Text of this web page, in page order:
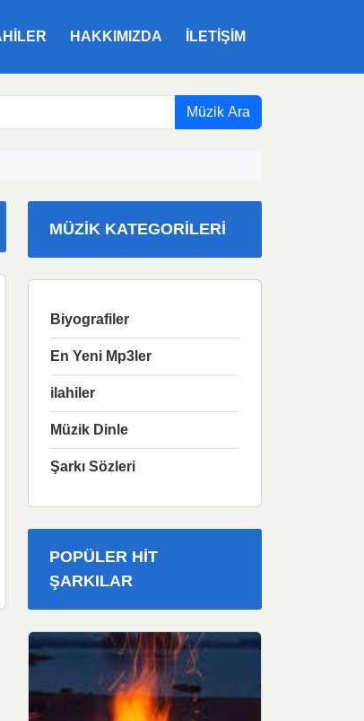
HAKKIMIZDA İLETIŞIM
Müzik Ara
MÜZIK KATEGORILERI
Biyografiler
En Yeni Mp3ler
ilahiler
Müzik Dinle
Şarkı Sözleri
POPÜLER HIT
ŞARKILAR